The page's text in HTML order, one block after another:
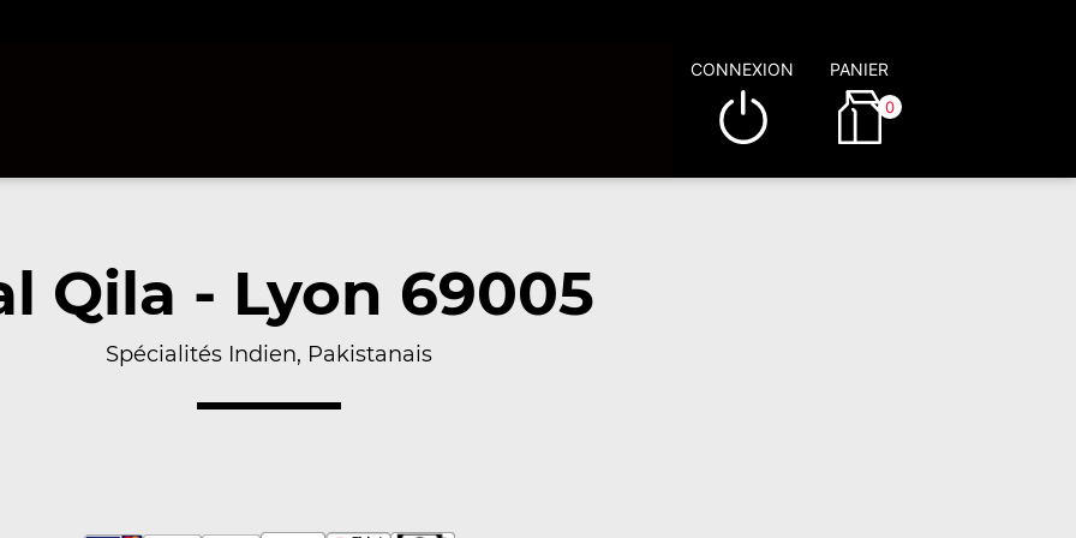
CONNEXION PANIER
0
Qila - Lyon 69005
Spécialités Indien, Pakistanais